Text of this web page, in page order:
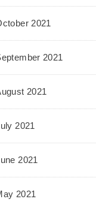
2021
2021
2021
2021
2021
2021